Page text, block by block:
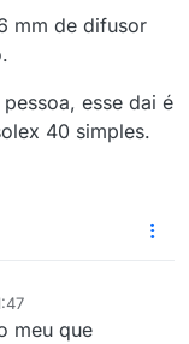
mm de difusor
esse dai é
40 simples.
meu que